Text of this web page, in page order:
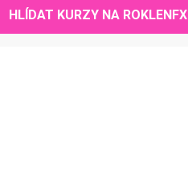
HLÍDAT KURZY NA ROKLENFX